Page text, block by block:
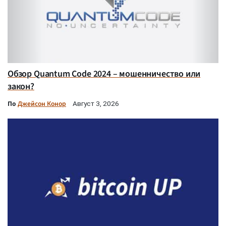
Обзор Quantum Code 2024 – мошенничество или
закон?
По Джейсон Конор Август 3, 2026